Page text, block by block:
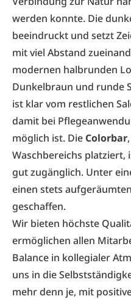
werden konnte. Die
beeindruckt und setzt
mit viel Abstand
modernen halbrunden
Dunkelbraun und runde
ist klar vom restlichen
damit bei
möglich ist. Die Colorbar
Waschbereichs platziert,
gut zugänglich. Unter
einen stets
geschaffen.
Wir bieten höchste
ermöglichen allen
Balance in kollegialer
uns in die
mehr denn je, mit